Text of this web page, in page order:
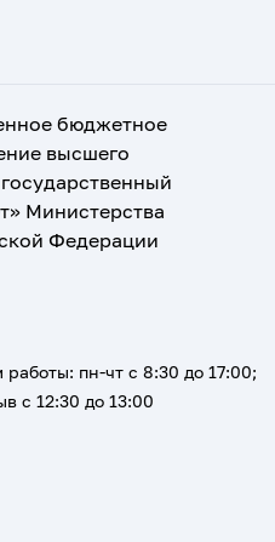
бюджетное
высшего
Министерства
Федерации
пн-чт с 8:30 до 17:00;
с 12:30 до 13:00